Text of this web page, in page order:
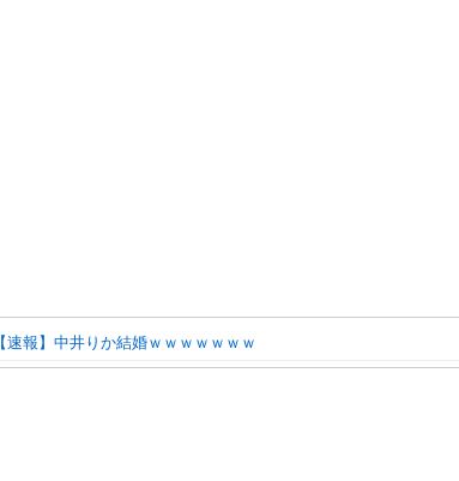
【速報】中井りか結婚ｗｗｗｗｗｗｗ